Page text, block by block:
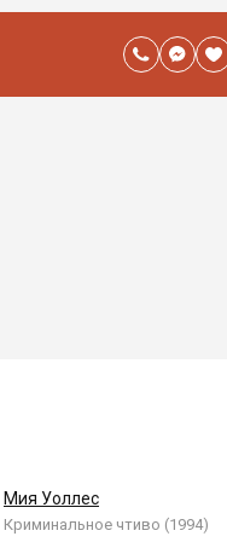
Мия Уоллес
Криминальное чтиво (1994)